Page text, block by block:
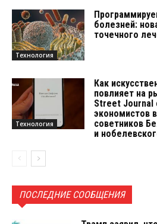
Технология
болезней:
точечного
Технология
Как
повлияет на
Street Journal
экономистов
советников
и
ПОСЛЕДНИЕ СООБЩЕНИЯ